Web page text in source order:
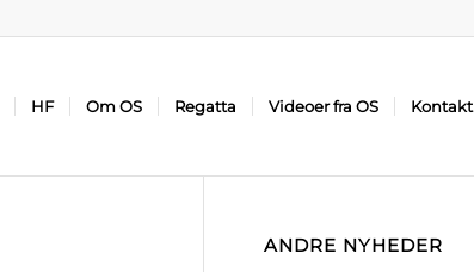
HF Om OS Regatta Videoer fra OS Kontakt
ANDRE NYHEDER